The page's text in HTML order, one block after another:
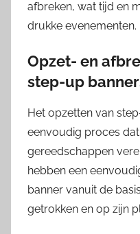
afbreken, wat tijd en
drukke evenementen.
Opzet- en
step-up
Het opzetten van
eenvoudig proces
gereedschappen
hebben een
banner vanuit de
getrokken en op zijn